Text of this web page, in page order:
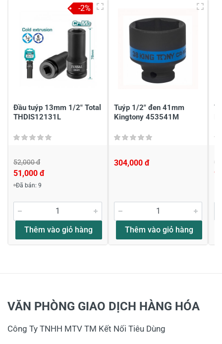
Chia sẻ nhận xét về sản phẩm
Viết nhận xét về sản phẩm
Đánh giá sao
Viết nhận xét của bạn vào bên dưới *
Đầu tuýp 13mm 1/2" Total
THDIS12131L
52,000 đ
51,000 đ
Đã bán: 9
Thêm vào giỏ hàng
-2%
Tuýp 1/2" đen 41mm
Kingtony 453541M
304,000 đ
Thêm vào giỏ hàng
VĂN PHÒNG GIAO DỊCH HÀNG HÓA
Công Ty TNHH MTV TM Kết Nối Tiêu Dùng